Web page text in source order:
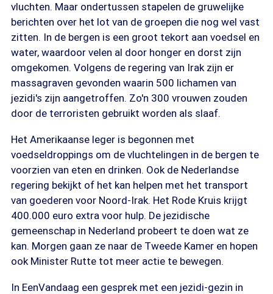
vluchten. Maar ondertussen stapelen de gruwelijke
berichten over het lot van de groepen die nog wel vast
zitten. In de bergen is een groot tekort aan voedsel en
water, waardoor velen al door honger en dorst zijn
omgekomen. Volgens de regering van Irak zijn er
massagraven gevonden waarin 500 lichamen van
jezidi's zijn aangetroffen. Zo'n 300 vrouwen zouden
door de terroristen gebruikt worden als slaaf.
Het Amerikaanse leger is begonnen met
voedseldroppings om de vluchtelingen in de bergen te
voorzien van eten en drinken. Ook de Nederlandse
regering bekijkt of het kan helpen met het transport
van goederen voor Noord-Irak. Het Rode Kruis krijgt
400.000 euro extra voor hulp. De jezidische
gemeenschap in Nederland probeert te doen wat ze
kan. Morgen gaan ze naar de Tweede Kamer en hopen
ook Minister Rutte tot meer actie te bewegen.
In EenVandaag een gesprek met een jezidi-gezin in